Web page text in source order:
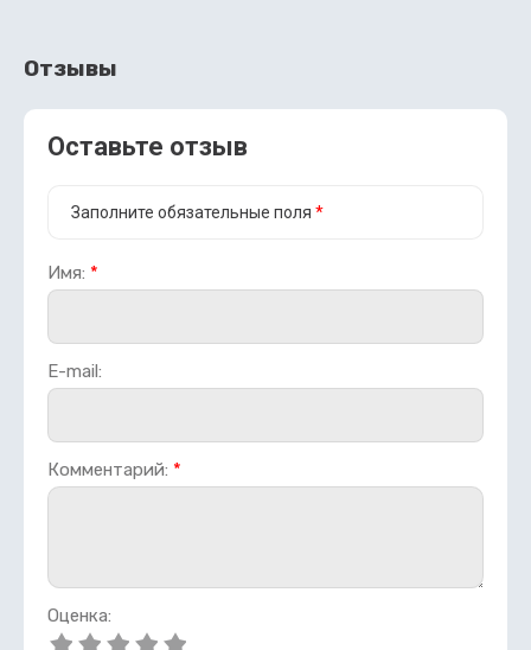
Отзывы
Оставьте отзыв
Заполните обязательные поля *
Имя: *
E-mail:
Комментарий: *
Оценка: